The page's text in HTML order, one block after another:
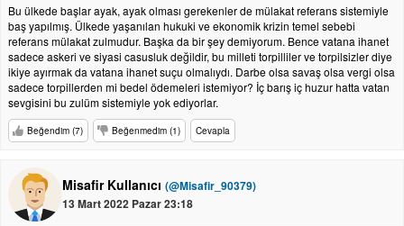
Bu ülkede başlar ayak, ayak olması gerekenler de mülakat referans sistemiyle
baş yapılmış. Ülkede yaşanılan hukuki ve ekonomik krizin temel sebebi
referans mülakat zulmudur. Başka da bir şey demiyorum. Bence vatana ihanet
sadece askeri ve siyasi casusluk değildir, bu milleti torpilliler ve torpilsizler diye
ikiye ayırmak da vatana ihanet suçu olmalıydı. Darbe olsa savaş olsa vergi olsa
sadece torpillerden mi bedel ödemeleri istemiyor? İç barış iç huzur hatta vatan
sevgisini bu zulüm sistemiyle yok ediyorlar.
Beğendim (7) Beğenmedim (1) Cevapla
Misafir Kullanıcı (@Misafir_90379)
13 Mart 2022 Pazar 23:18